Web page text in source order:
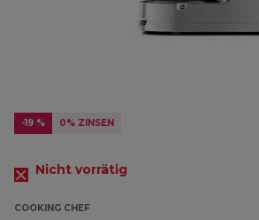
-19 % 0% ZINSEN
Nicht vorrätig
COOKING CHEF